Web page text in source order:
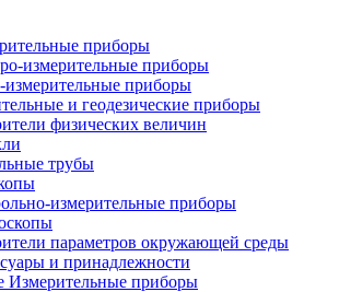
приборы
измерительные приборы
измерительные приборы
и геодезические приборы
физических величин
трубы
измерительные приборы
параметров окружающей среды
и принадлежности
Измерительные приборы